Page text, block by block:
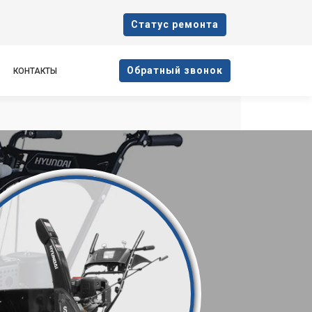
Cтатус ремонта
КОНТАКТЫ Oбратный звонок